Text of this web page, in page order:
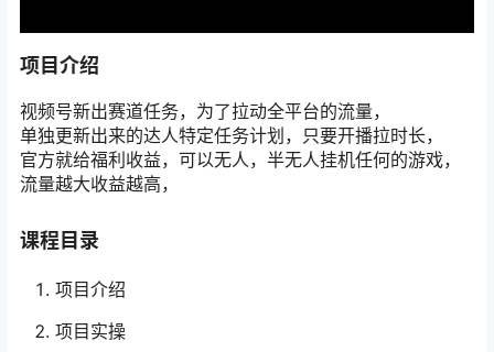
项目介绍
视频号新出赛道任务，为了拉动全平台的流量，
单独更新出来的达人特定任务计划，只要开播拉时长，
官方就给福利收益，可以无人，半无人挂机任何的游戏，
流量越大收益越高，
课程目录
项目介绍
项目实操